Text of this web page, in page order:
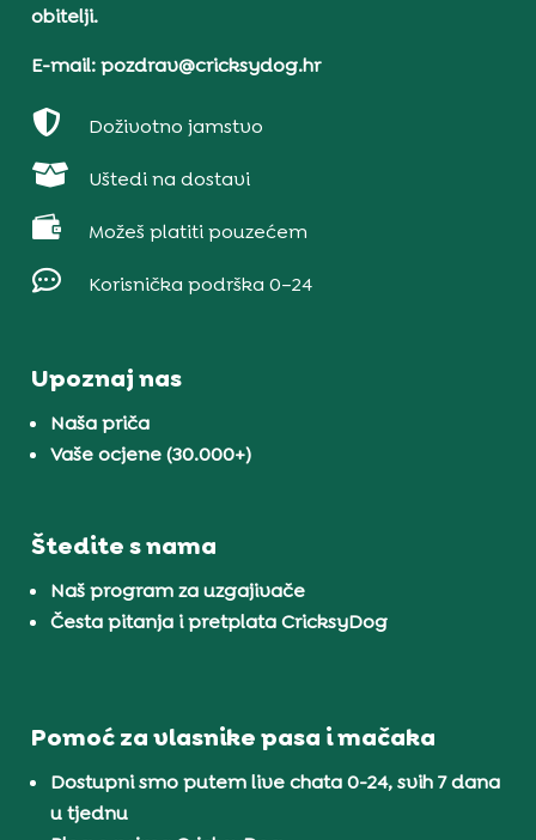
obitelji.
E-mail: pozdrav@cricksydog.hr
 Doživotno jamstvo
 Uštedi na dostavi
 Možeš platiti pouzećem
 Korisnička podrška 0–24
Upoznaj nas
Naša priča
Vaše ocjene (30.000+)
Štedite s nama
Naš program za uzgajivače
Česta pitanja i pretplata CricksyDog
Pomoć za vlasnike pasa i mačaka
Dostupni smo putem live chata 0-24, svih 7 dana
u tjednu